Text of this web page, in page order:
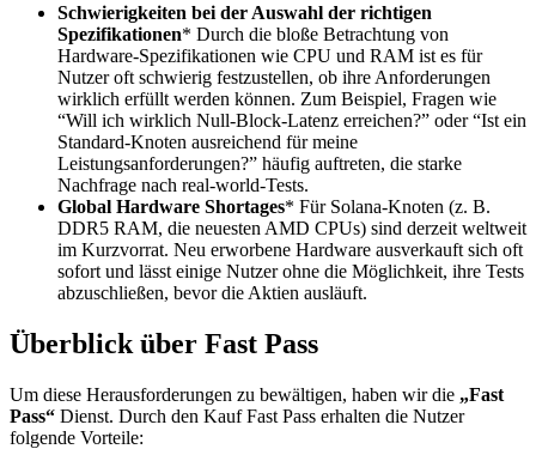
Schwierigkeiten bei der Auswahl der richtigen
Spezifikationen* Durch die bloße Betrachtung von
Hardware-Spezifikationen wie CPU und RAM ist es für
Nutzer oft schwierig festzustellen, ob ihre Anforderungen
wirklich erfüllt werden können. Zum Beispiel, Fragen wie
“Will ich wirklich Null-Block-Latenz erreichen?” oder “Ist ein
Standard-Knoten ausreichend für meine
Leistungsanforderungen?” häufig auftreten, die starke
Nachfrage nach real-world-Tests.
Global Hardware Shortages* Für Solana-Knoten (z. B.
DDR5 RAM, die neuesten AMD CPUs) sind derzeit weltweit
im Kurzvorrat. Neu erworbene Hardware ausverkauft sich oft
sofort und lässt einige Nutzer ohne die Möglichkeit, ihre Tests
abzuschließen, bevor die Aktien ausläuft.
Überblick über Fast Pass
Um diese Herausforderungen zu bewältigen, haben wir die „Fast
Pass“ Dienst. Durch den Kauf Fast Pass erhalten die Nutzer
folgende Vorteile: